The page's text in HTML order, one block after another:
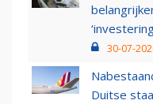
30-07-
Duitse